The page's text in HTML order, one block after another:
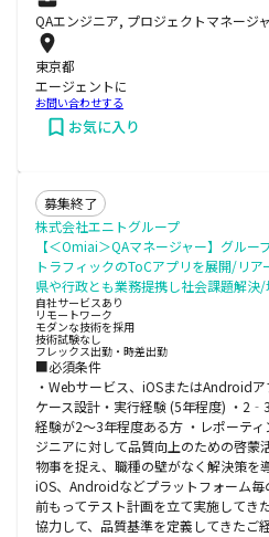
QAエンジニア, プロジェクトマネージ
東京都
エージェントに
お問い合わせする
お気に入り
募集終了
株式会社エニトグループ
【＜Omiai＞QAマネージャー】グル
トラフィックのToCアプリを展開/リ
県や行政とも業務提携し社会課題解決
自社サービスあり
リモートワーク
モダンな技術を採用
技術試験なし
フレックス出勤・時差出勤
■必須条件
・Webサービス、iOSまたはAndroid
ケース設計・実行経験 (5年程度) ・
経験が2〜3年程度ある方 ・レポーテ
ジニアに対して品質向上のための啓蒙
物事を捉え、職種の壁がなく解決策を
iOS、Androidなどプラットフォーム毎
前もってテスト計画を立て実施してき
協力して、品質基準を定義してきたご